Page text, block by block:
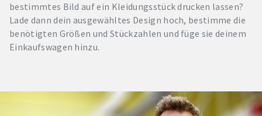
bestimmtes Bild auf ein Kleidungsstück drucken lassen?
Lade dann dein ausgewähltes Design hoch, bestimme die
benötigten Größen und Stückzahlen und füge sie deinem
Einkaufswagen hinzu.